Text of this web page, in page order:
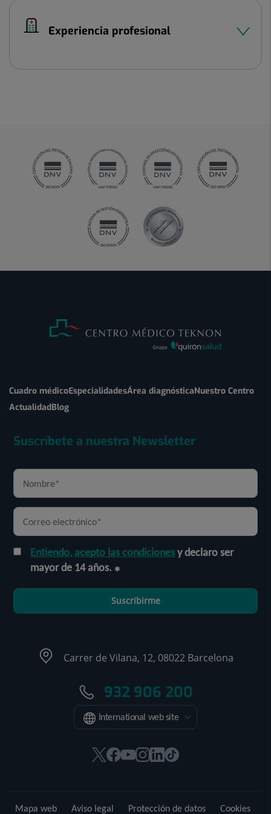
Experiencia profesional
Cuadro médicoEspecialidadesÁrea diagnósticaNuestro Centro
ActualidadBlog
Suscríbete a nuestra Newsletter
Entiendo, acepto las condicionesy declaro ser
mayor de 14 años.
Suscribirme
Carrer de Vilana, 12, 08022 Barcelona
932 906 200
International web site
EsteEsteEsteEsteEsteEnlace
Mapa web Aviso legal Protección de datos Cookies